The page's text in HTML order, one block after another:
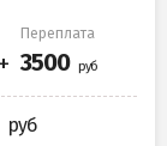
Переплата